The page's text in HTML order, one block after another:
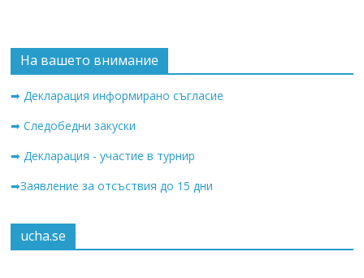
На вашето внимание
➡ Декларация информирано съгласие
➡ Следобедни закуски
➡ Декларация - участие в турнир
➡Заявление за отсъствия до 15 дни
ucha.se